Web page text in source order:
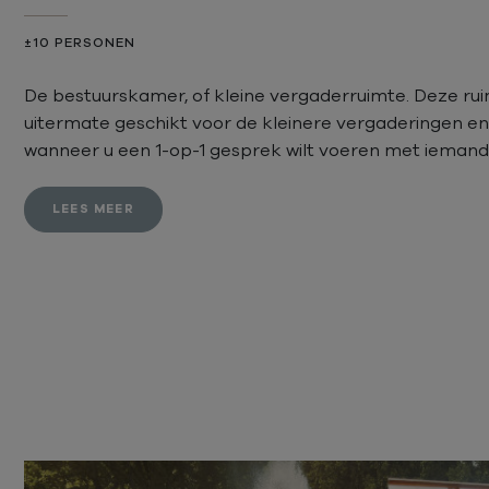
±10 PERSONEN
De bestuurskamer, of kleine vergaderruimte. Deze
uitermate geschikt voor de kleinere vergaderingen
wanneer u een 1-op-1 gesprek wilt voeren met
LEES MEER